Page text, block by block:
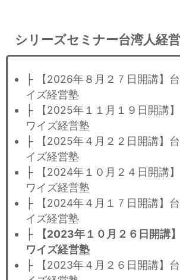
シリーズセミナー台湾人経
├ 【2026年８月２７日開講】
イズ経営塾
├ 【2025年１１月１９日開講
ワイズ経営塾
├ 【2025年４月２２日開講】
イズ経営塾
├ 【2024年１０月２４日開講
ワイズ経営塾
├ 【2024年４月１７日開講】
イズ経営塾
├
【2023年１０月２６日開講
ワイズ経営塾
├ 【2023年４月２６日開講】